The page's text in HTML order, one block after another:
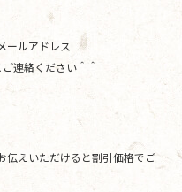
ールアドレス
連絡ください＾＾
伝えいただけると割引価格でご